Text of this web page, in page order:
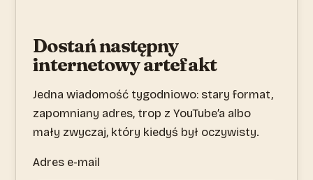
Dostań następny
internetowy artefakt
Jedna wiadomość tygodniowo: stary format,
zapomniany adres, trop z YouTube’a albo
mały zwyczaj, który kiedyś był oczywisty.
Adres e-mail